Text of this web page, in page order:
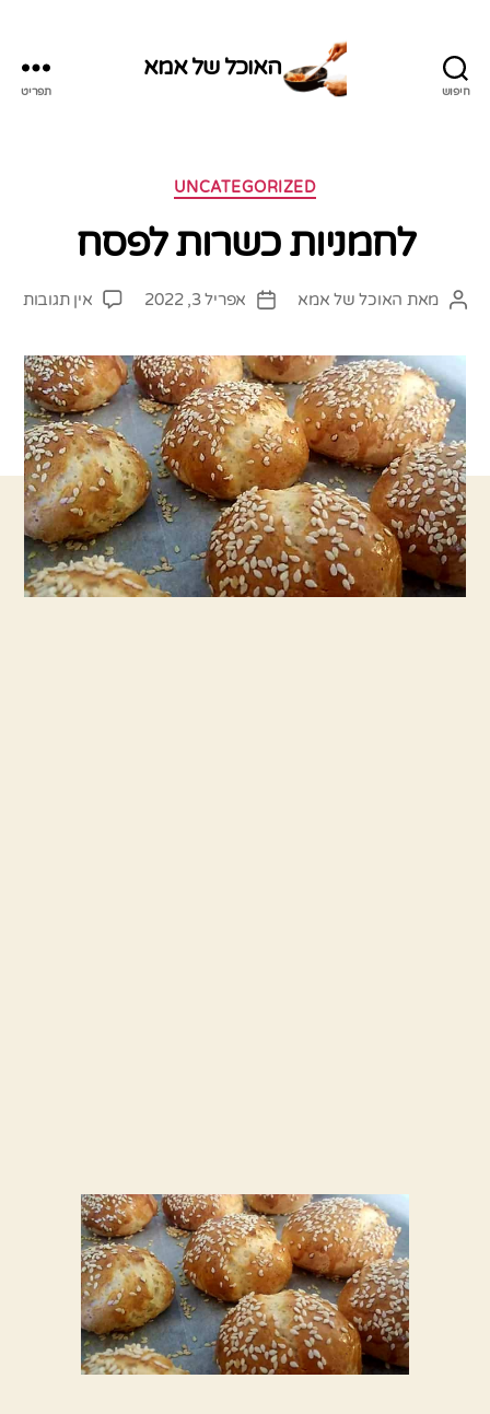
חיפוש
האוכל של אמא
תפריט
קטגוריות
UNCATEGORIZED
לחמניות כשרות לפסח
המחבר
מאת האוכל של אמא
תאריךאפריל 3, 2022 אין תגובות